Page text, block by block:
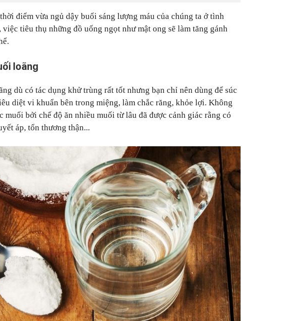
điểm vừa ngủ dậy buổi sáng lượng máu của chúng ta ở tình
việc tiêu thụ những đồ uống ngọt như mật ong sẽ làm tăng gánh
loãng
dù có tác dụng khử trùng rất tốt nhưng bạn chỉ nên dùng để súc
diệt vi khuẩn bên trong miệng, làm chắc răng, khỏe lợi. Không
muối bởi chế độ ăn nhiều muối từ lâu đã được cảnh giác rằng có
áp, tổn thương thận...